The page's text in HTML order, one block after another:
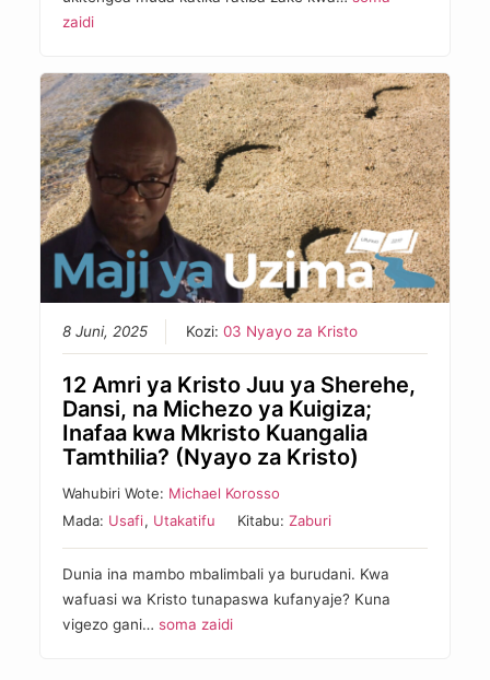
zaidi
8 Juni, 2025 Kozi:03 Nyayo za Kristo
12 Amri ya Kristo Juu ya Sherehe,
Dansi, na Michezo ya Kuigiza;
Inafaa kwa Mkristo Kuangalia
Tamthilia? (Nyayo za Kristo)
Wahubiri Wote: Michael Korosso
Mada: Usafi, Utakatifu Kitabu:Zaburi
Dunia ina mambo mbalimbali ya burudani. Kwa
wafuasi wa Kristo tunapaswa kufanyaje? Kuna
vigezo gani…soma zaidi